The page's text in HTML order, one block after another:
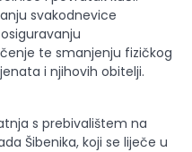
svakodnevice
te smanjenju fizičkog
i njihovih obitelji.
s prebivalištem na
Šibenika, koji se liječe u